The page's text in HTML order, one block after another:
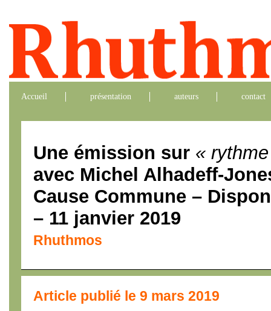
Accueil présentation auteurs contact
Une émission sur «
avec Michel Alhadeff-
Cause Commune –
– 11 janvier 2019
Rhuthmos
Article publié le 9 mars 2019